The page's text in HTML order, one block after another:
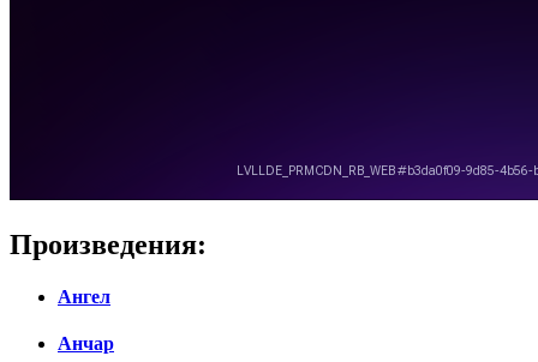
Произведения:
Ангел
Анчар